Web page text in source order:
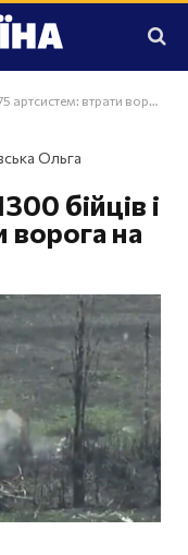
ворога на 4 червня 2026 року
Ольга
бійців і
ворога на